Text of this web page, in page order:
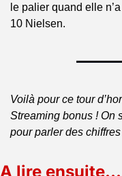
le palier quand elle
10 Nielsen.
Voilà pour ce tour
Streaming bonus ! On
pour parler des
A lire ensuite…